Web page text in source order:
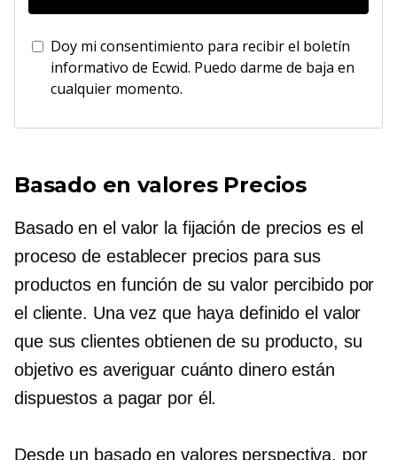
Doy mi consentimiento para recibir el boletín
informativo de Ecwid. Puedo darme de baja en
cualquier momento.
Basado en valoresPrecios
Basado en el valor la fijación de precios es el
proceso de establecer precios para sus
productos en función de su valor percibido por
el cliente. Una vez que haya definido el valor
que sus clientes obtienen de su producto, su
objetivo es averiguar cuánto dinero están
dispuestos a pagar por él.
Desde un basado en valoresperspectiva, por